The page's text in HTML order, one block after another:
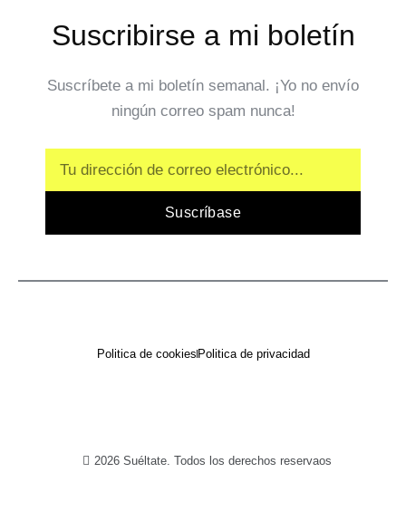
Suscribirse a mi boletín
Suscríbete a mi boletín semanal. ¡Yo no envío
ningún correo spam nunca!
Email
Suscríbase
Politica de cookiesPolitica de privacidad
2026 Suéltate. Todos los derechos reservaos